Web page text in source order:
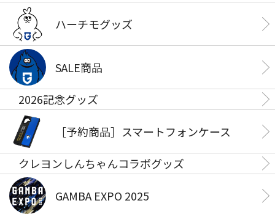
ハーチモグッズ
SALE商品
2026記念グッズ
［予約商品］スマートフォンケース
クレヨンしんちゃんコラボグッズ
GAMBA EXPO 2025